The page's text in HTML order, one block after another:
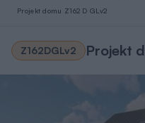
Projekt domu Z162 D GLv2
Z162DGLv2 Projekt